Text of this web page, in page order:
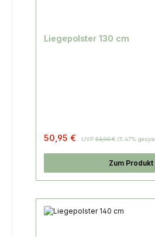
Liegepolster 130 cm
50,95 € UVP 53,90 € (5.47%
Zum Produkt